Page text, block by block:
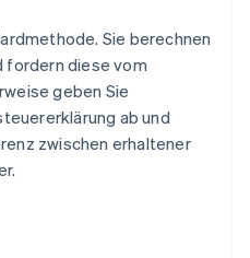
Sie berechnen
fordern diese vom
geben Sie
ab und
zwischen erhaltener